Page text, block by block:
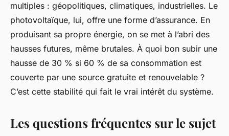
multiples : géopolitiques, climatiques, industrielles. Le
photovoltaïque, lui, offre une forme d’assurance. En
produisant sa propre énergie, on se met à l’abri des
hausses futures, même brutales. À quoi bon subir une
hausse de 30 % si 60 % de sa consommation est
couverte par une source gratuite et renouvelable ?
C’est cette stabilité qui fait le vrai intérêt du système.
Les questions fréquentes sur le sujet